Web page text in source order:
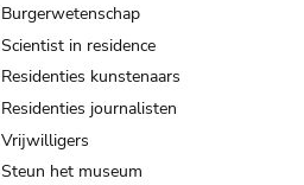
Burgerwetenschap
Scientist in residence
Residenties kunstenaars
Residenties journalisten
Vrijwilligers
Steun het museum